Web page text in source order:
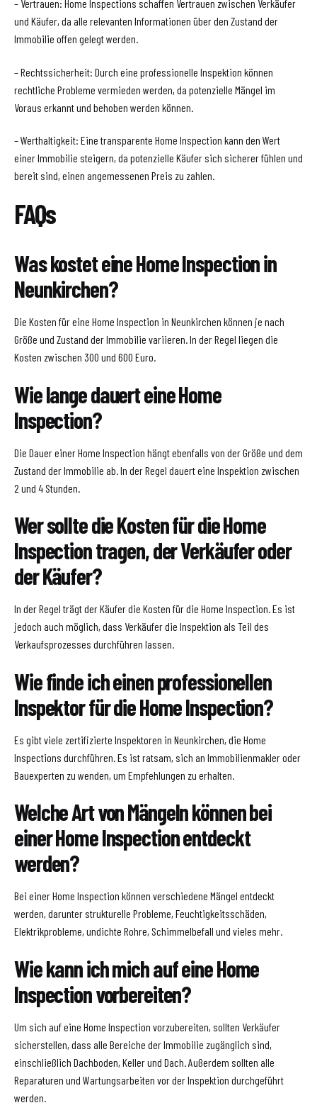
– Vertrauen: Home Inspections schaffen Vertrauen zwischen Verkäufer
und Käufer, da alle relevanten Informationen über den Zustand der
Immobilie offen gelegt werden.
– Rechtssicherheit: Durch eine professionelle Inspektion können
rechtliche Probleme vermieden werden, da potenzielle Mängel im
Voraus erkannt und behoben werden können.
– Werthaltigkeit: Eine transparente Home Inspection kann den Wert
einer Immobilie steigern, da potenzielle Käufer sich sicherer fühlen und
bereit sind, einen angemessenen Preis zu zahlen.
FAQs
Was kostet eine Home Inspection in
Neunkirchen?
Die Kosten für eine Home Inspection in Neunkirchen können je nach
Größe und Zustand der Immobilie variieren. In der Regel liegen die
Kosten zwischen 300 und 600 Euro.
Wie lange dauert eine Home
Inspection?
Die Dauer einer Home Inspection hängt ebenfalls von der Größe und dem
Zustand der Immobilie ab. In der Regel dauert eine Inspektion zwischen
2 und 4 Stunden.
Wer sollte die Kosten für die Home
Inspection tragen, der Verkäufer oder
der Käufer?
In der Regel trägt der Käufer die Kosten für die Home Inspection. Es ist
jedoch auch möglich, dass Verkäufer die Inspektion als Teil des
Verkaufsprozesses durchführen lassen.
Wie finde ich einen professionellen
Inspektor für die Home Inspection?
Es gibt viele zertifizierte Inspektoren in Neunkirchen, die Home
Inspections durchführen. Es ist ratsam, sich an Immobilienmakler oder
Bauexperten zu wenden, um Empfehlungen zu erhalten.
Welche Art von Mängeln können bei
einer Home Inspection entdeckt
werden?
Bei einer Home Inspection können verschiedene Mängel entdeckt
werden, darunter strukturelle Probleme, Feuchtigkeitsschäden,
Elektrikprobleme, undichte Rohre, Schimmelbefall und vieles mehr.
Wie kann ich mich auf eine Home
Inspection vorbereiten?
Um sich auf eine Home Inspection vorzubereiten, sollten Verkäufer
sicherstellen, dass alle Bereiche der Immobilie zugänglich sind,
einschließlich Dachboden, Keller und Dach. Außerdem sollten alle
Reparaturen und Wartungsarbeiten vor der Inspektion durchgeführt
werden.